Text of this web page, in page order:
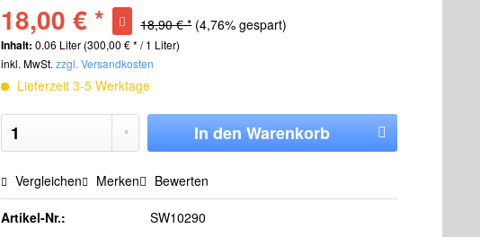
18,00 € * 18,90 € * (4,76% gespart)
Inhalt:0.06 Liter (300,00 € * / 1 Liter)
inkl. MwSt.zzgl. Versandkosten
Lieferzeit 3-5 Werktage
In den Warenkorb
Vergleichen Merken Bewerten
Artikel-Nr.: SW10290